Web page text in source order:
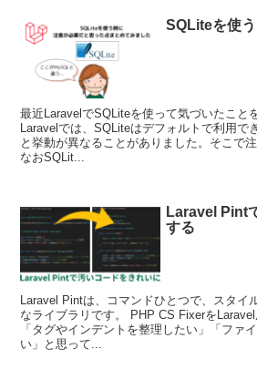
SQLiteを使
最近LaravelでSQLiteを使って気づいたこと
Laravelでは、SQLiteはデフォルトで利用で
と挙動が異なることがありました。そこで
なおSQLit...
Laravel Pint
する
Laravel Pintは、コマンドひとつで、スタイ
なライブラリです。 PHP CS FixerをLaravel
「タグやインデントを整理したい」「ファ
い」と思って...